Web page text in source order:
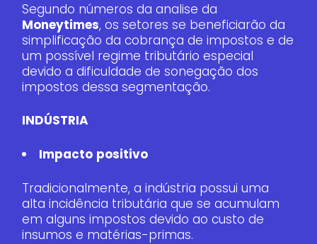
Segundo números da analise da
Moneytimes, os setores se beneficiarão da
simplificação da cobrança de impostos e de
um possível regime tributário especial
devido a dificuldade de sonegação dos
impostos dessa segmentação.
INDÚSTRIA
Impacto positivo
Tradicionalmente, a indústria possui uma
alta incidência tributária que se acumulam
em alguns impostos devido ao custo de
insumos e matérias-primas.